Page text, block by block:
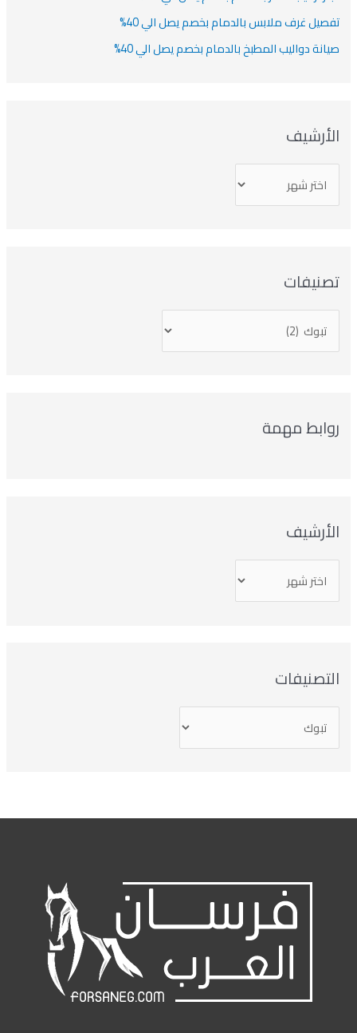
تفصيل غرف ملابس بالدمام بخصم يصل الي 40%
صيانة دواليب المطبخ بالدمام بخصم يصل الي 40%
الأرشيف
تصنيفات
روابط مهمة
الأرشيف
التصنيفات